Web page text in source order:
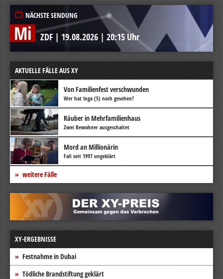
NÄCHSTE SENDUNG
Mi ZDF | 19.08.2026 | 20:15 Uhr
AKTUELLE FÄLLE AUS XY
Von Familienfest verschwunden
Wer hat Inga (5) noch gesehen?
Räuber in Mehrfamilienhaus
Zwei Bewohner ausgeschaltet
Mord an Millionärin
Fall seit 1997 ungeklärt
weitere Fälle
XY-ERGEBNISSE
Festnahme in Dubai
Tödliche Brandstiftung geklärt